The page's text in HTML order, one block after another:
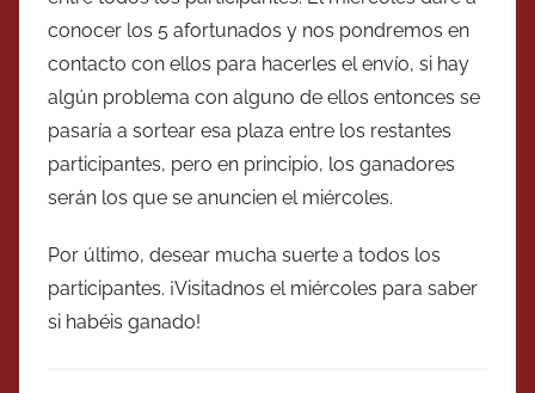
conocer los 5 afortunados y nos pondremos en
contacto con ellos para hacerles el envío, si hay
algún problema con alguno de ellos entonces se
pasaría a sortear esa plaza entre los restantes
participantes, pero en principio, los ganadores
serán los que se anuncien el miércoles.
Por último, desear mucha suerte a todos los
participantes. ¡Visitadnos el miércoles para saber
si habéis ganado!